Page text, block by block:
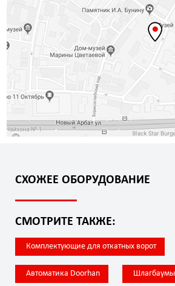
СХОЖЕЕ ОБОРУДОВАНИЕ
СМОТРИТЕ ТАКЖЕ:
Комплектующие для откатных ворот
Автоматика Doorhan